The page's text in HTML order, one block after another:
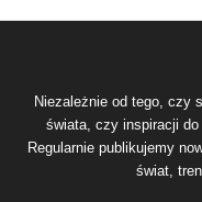
Niezależnie od tego, czy
świata, czy inspiracji do
Regularnie publikujemy
świat,